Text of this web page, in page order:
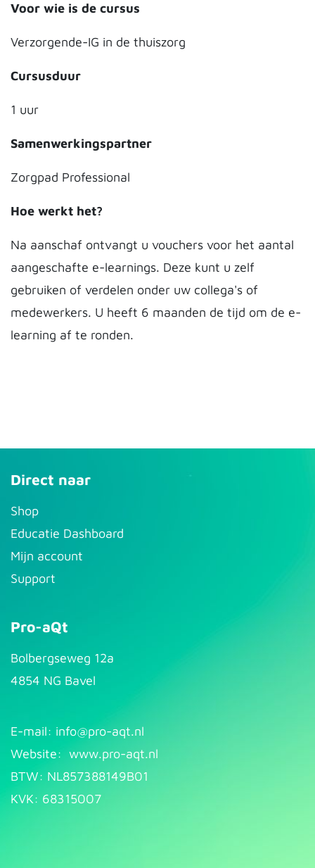
Voor wie is de cursus
Verzorgende-IG in de thuiszorg
Cursusduur
1 uur
Samenwerkingspartner
Zorgpad Professional
Hoe werkt het?
Na aanschaf ontvangt u vouchers voor het aantal
aangeschafte e-learnings. Deze kunt u zelf
gebruiken of verdelen onder uw collega's of
medewerkers. U heeft 6 maanden de tijd om de e-
learning af te ronden.
Direct naar
S​hop
Educatie Dashboard
Mijn account
Support
Pro-aQt
Bolbergseweg 12a
4854 NG Bavel
E-mail: info@pr​o-aqt.nl
Website: www.pro-aqt.nl
BTW: NL857388149B01
KVK: 68315007